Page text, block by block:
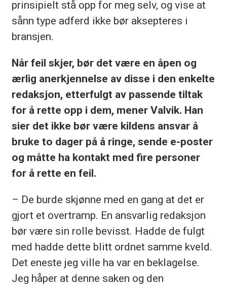
prinsipielt stå opp for meg selv, og vise at
sånn type adferd ikke bør aksepteres i
bransjen.
Når feil skjer, bør det være en åpen og
ærlig anerkjennelse av disse i den enkelte
redaksjon, etterfulgt av passende tiltak
for å rette opp i dem, mener Valvik. Han
sier det ikke bør være kildens ansvar å
bruke to dager på å ringe, sende e-poster
og måtte ha kontakt med fire personer
for å rette en feil.
– De burde skjønne med en gang at det er
gjort et overtramp. En ansvarlig redaksjon
bør være sin rolle bevisst. Hadde de fulgt
med hadde dette blitt ordnet samme kveld.
Det eneste jeg ville ha var en beklagelse.
Jeg håper at denne saken og den